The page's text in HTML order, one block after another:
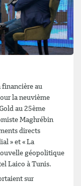
financière au
la neuvième
au 25ème
Maghrébin
directs
» et « La
géopolitique
Laico à Tunis.
sur